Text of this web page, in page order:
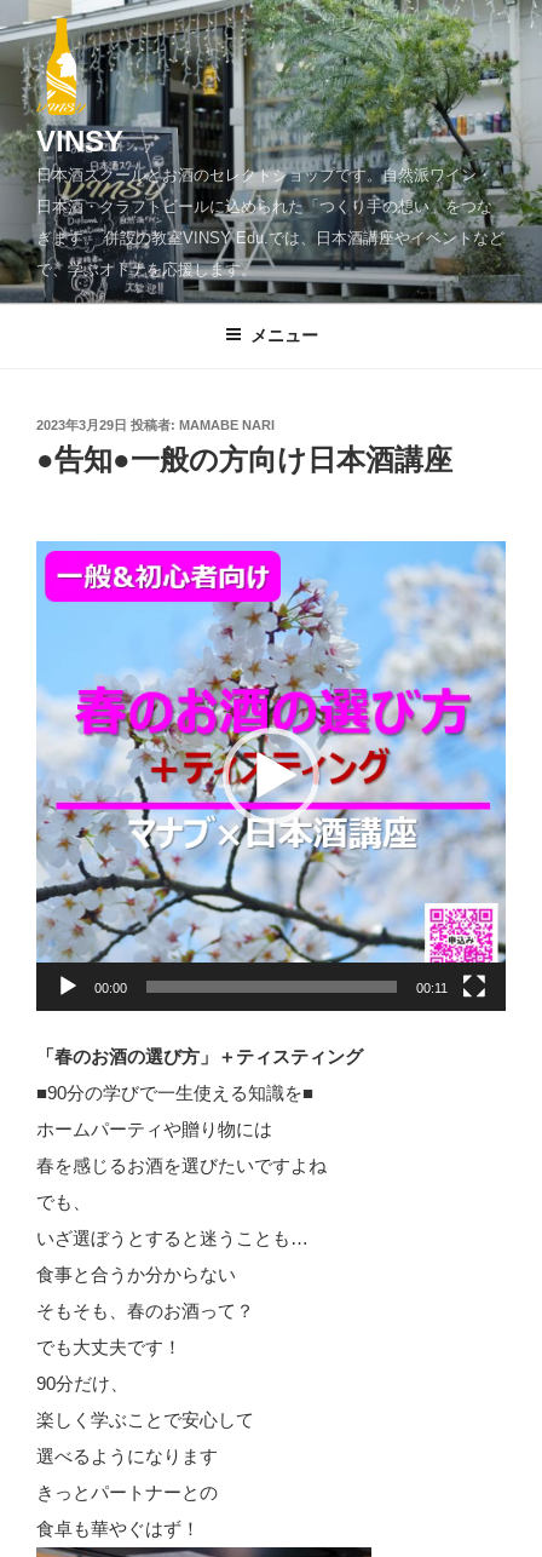
ン
ツ
へ
ッ
プ
VINSY
日本酒スクールとお酒のセレクトショップです。自然派ワイン・
日本酒・クラフトビールに込められた「つくり手の想い」をつな
ぎます。 併設の教室VINSY Edu.では、日本酒講座やイベントなど
で、学ぶオトナを応援します。
メニュー
投
日:
2023年3月29日 投稿者: MAMABE NARI
●告知●一般の方向け日本酒講座
動
ヤ
ー
00:00 00:11
「春のお酒の選び方」＋ティスティング
■90分の学びで一生使える知識を■
ホームパーティや贈り物には
春を感じるお酒を選びたいですよね
でも、
いざ選ぼうとすると迷うことも…
食事と合うか分からない
そもそも、春のお酒って？
でも大丈夫です！
90分だけ、
楽しく学ぶことで安心して
選べるようになります
きっとパートナーとの
食卓も華やぐはず！